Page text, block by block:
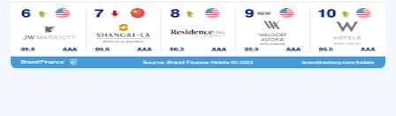
Turistlerin güvenli çevrimiçi rezervasyonlar oluşturmasına olanak sağlamak
JW Marriott